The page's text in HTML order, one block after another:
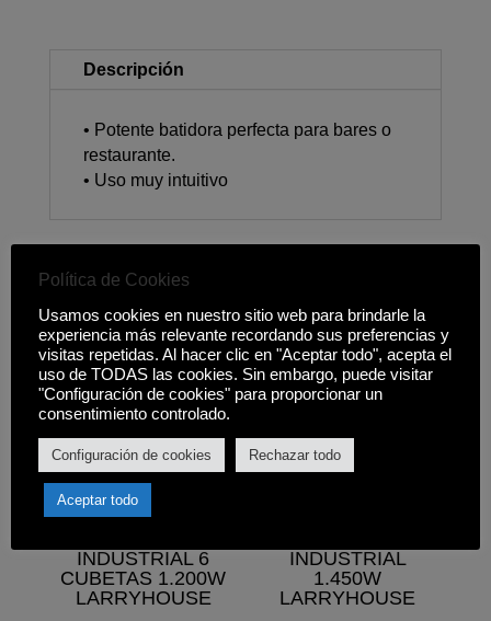
Descripción
• Potente batidora perfecta para bares o
restaurante.
• Uso muy intuitivo
INDUSTRIAL 6
CUBETAS 1.200W
LARRYHOUSE
INDUSTRIAL
1.450W
LARRYHOUSE
Política de Cookies
Usamos cookies en nuestro sitio web para brindarle la
experiencia más relevante recordando sus preferencias y
visitas repetidas. Al hacer clic en "Aceptar todo", acepta el
uso de TODAS las cookies. Sin embargo, puede visitar
"Configuración de cookies" para proporcionar un
consentimiento controlado.
Configuración de cookies Rechazar todo
Aceptar todo